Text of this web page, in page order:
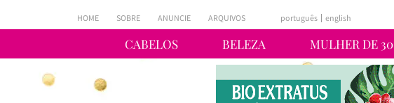
CABELOS BELEZA MULHER DE 30
HOME SOBRE ANUNCIE ARQUIVOS português english